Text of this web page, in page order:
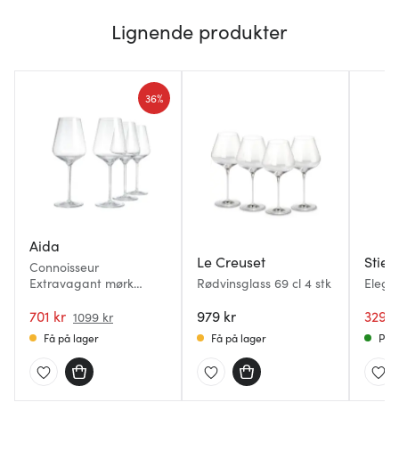
Lignende produkter
Aida
Connoisseur
Extravagant mørk
stk
701 kr 1099 kr
36%
Få på lager
Le Creuset
Rødvinsglass 69 cl 4 stk
979 kr
Få på lager
329
På